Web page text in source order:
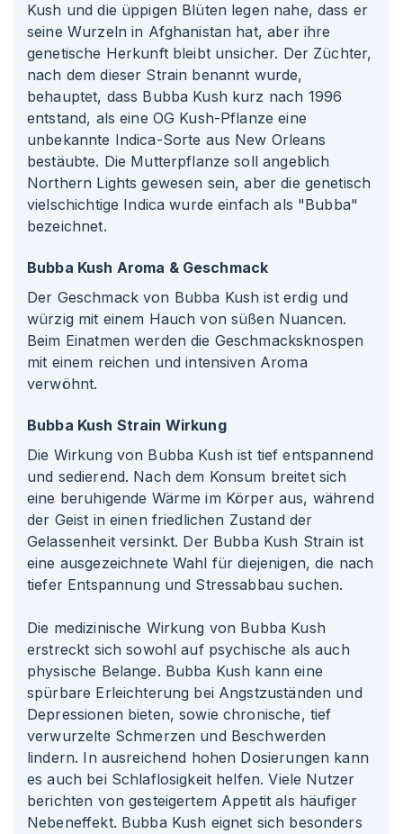
Kush und die üppigen Blüten legen nahe, dass er
seine Wurzeln in Afghanistan hat, aber ihre
genetische Herkunft bleibt unsicher. Der Züchter,
nach dem dieser Strain benannt wurde,
behauptet, dass Bubba Kush kurz nach 1996
entstand, als eine OG Kush-Pflanze eine
unbekannte Indica-Sorte aus New Orleans
bestäubte. Die Mutterpflanze soll angeblich
Northern Lights gewesen sein, aber die genetisch
vielschichtige Indica wurde einfach als "Bubba"
bezeichnet.
Bubba Kush Aroma & Geschmack
Der Geschmack von Bubba Kush ist erdig und
würzig mit einem Hauch von süßen Nuancen.
Beim Einatmen werden die Geschmacksknospen
mit einem reichen und intensiven Aroma
verwöhnt.
Bubba Kush Strain Wirkung
Die Wirkung von Bubba Kush ist tief entspannend
und sedierend. Nach dem Konsum breitet sich
eine beruhigende Wärme im Körper aus, während
der Geist in einen friedlichen Zustand der
Gelassenheit versinkt. Der Bubba Kush Strain ist
eine ausgezeichnete Wahl für diejenigen, die nach
tiefer Entspannung und Stressabbau suchen.
Die medizinische Wirkung von Bubba Kush
erstreckt sich sowohl auf psychische als auch
physische Belange. Bubba Kush kann eine
spürbare Erleichterung bei Angstzuständen und
Depressionen bieten, sowie chronische, tief
verwurzelte Schmerzen und Beschwerden
lindern. In ausreichend hohen Dosierungen kann
es auch bei Schlaflosigkeit helfen. Viele Nutzer
berichten von gesteigertem Appetit als häufiger
Nebeneffekt. Bubba Kush eignet sich besonders